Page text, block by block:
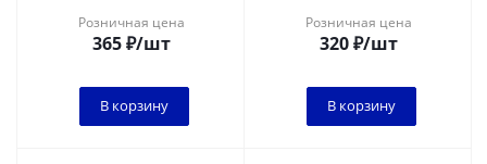
Розничная цена
365₽/шт
В корзину
Розничная цена
320₽/шт
В корзину